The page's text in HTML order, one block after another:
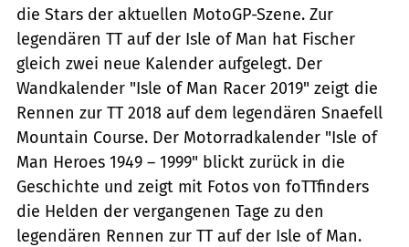
die Stars der aktuellen MotoGP-Szene. Zur
legendären TT auf der Isle of Man hat Fischer
gleich zwei neue Kalender aufgelegt. Der
Wandkalender "Isle of Man Racer 2019" zeigt die
Rennen zur TT 2018 auf dem legendären Snaefell
Mountain Course. Der Motorradkalender "Isle of
Man Heroes 1949 – 1999" blickt zurück in die
Geschichte und zeigt mit Fotos von foTTfinders
die Helden der vergangenen Tage zu den
legendären Rennen zur TT auf der Isle of Man.